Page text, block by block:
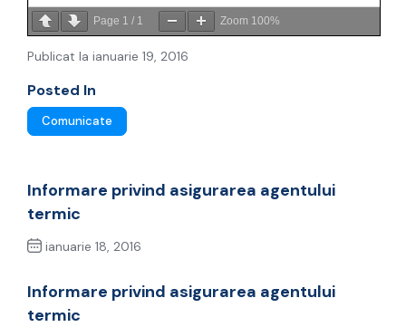
Page 1 / 1 Zoom 100%
Publicat la ianuarie 19, 2016
Posted In
Comunicate
Informare privind asigurarea agentului
termic
ianuarie 18, 2016
Informare privind asigurarea agentului
termic